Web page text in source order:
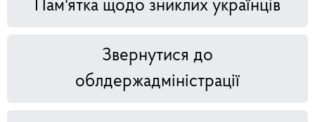
Пам'ятка щодо зниклих українців
Звернутися до
облдержадміністрації